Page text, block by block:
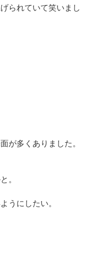
られていて笑いまし
が多くありました。
。
うにしたい。